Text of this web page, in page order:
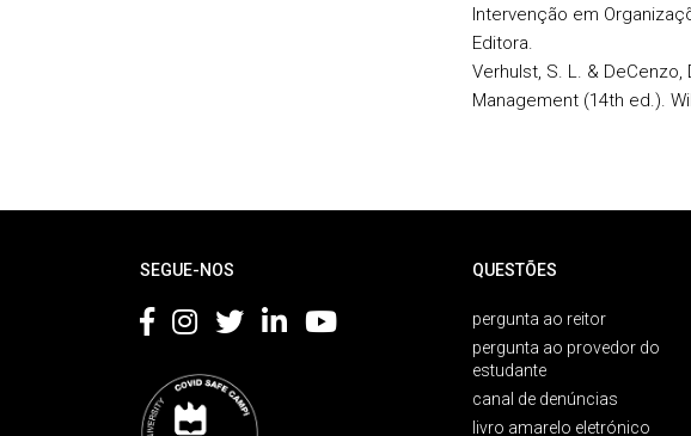
Intervenção em
Editora.
Verhulst, S. L. &
Management (14th ed.).
SEGUE-NOS QUESTÕES
pergunta ao reitor
pergunta ao provedor do
estudante
canal de denúncias
livro amarelo eletrónico